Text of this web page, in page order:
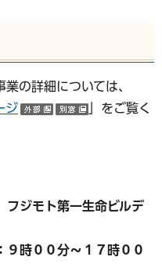
の詳細については、
ジ
（外部サイトへリ
（別ウイン
」をご覧く
ジモト第一生命ビルデ
９時００分～１７時００